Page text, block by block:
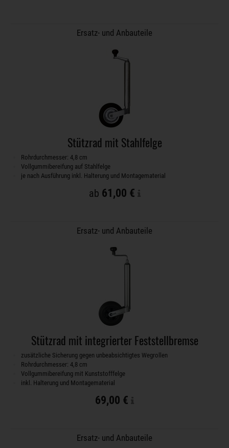
Ersatz- und Anbauteile
Stützrad mit Stahlfelge
Rohrdurchmesser: 4,8 cm
Vollgummibereifung auf Stahlfelge
je nach Ausführung inkl. Halterung und Montagematerial
ab 61,00 €
Ersatz- und Anbauteile
Stützrad mit integrierter Feststellbremse
zusätzliche Sicherung gegen unbeabsichtigtes Wegrollen
Rohrdurchmesser: 4,8 cm
Vollgummibereifung mit Kunststofffelge
inkl. Halterung und Montagematerial
69,00 €
Ersatz- und Anbauteile